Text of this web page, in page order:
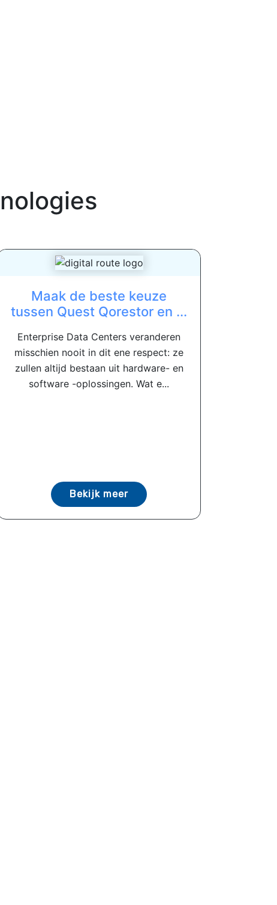
Maak de beste keuze
tussen Quest Qorestor en ...
Enterprise Data Centers veranderen
misschien nooit in dit ene respect: ze
zullen altijd bestaan ​​uit hardware- en
software -oplossingen. Wat e...
Bekijk meer